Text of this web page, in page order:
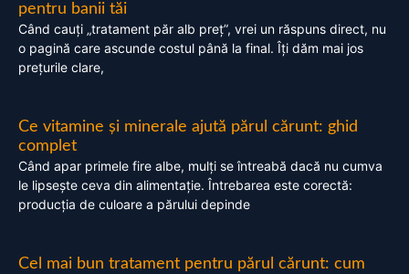
pentru banii tăi
Când cauți „tratament păr alb preț”, vrei un răspuns direct, nu
o pagină care ascunde costul până la final. Îți dăm mai jos
prețurile clare,
Ce vitamine și minerale ajută părul cărunt: ghid
complet
Când apar primele fire albe, mulți se întreabă dacă nu cumva
le lipsește ceva din alimentație. Întrebarea este corectă:
producția de culoare a părului depinde
Cel mai bun tratament pentru părul cărunt: cum